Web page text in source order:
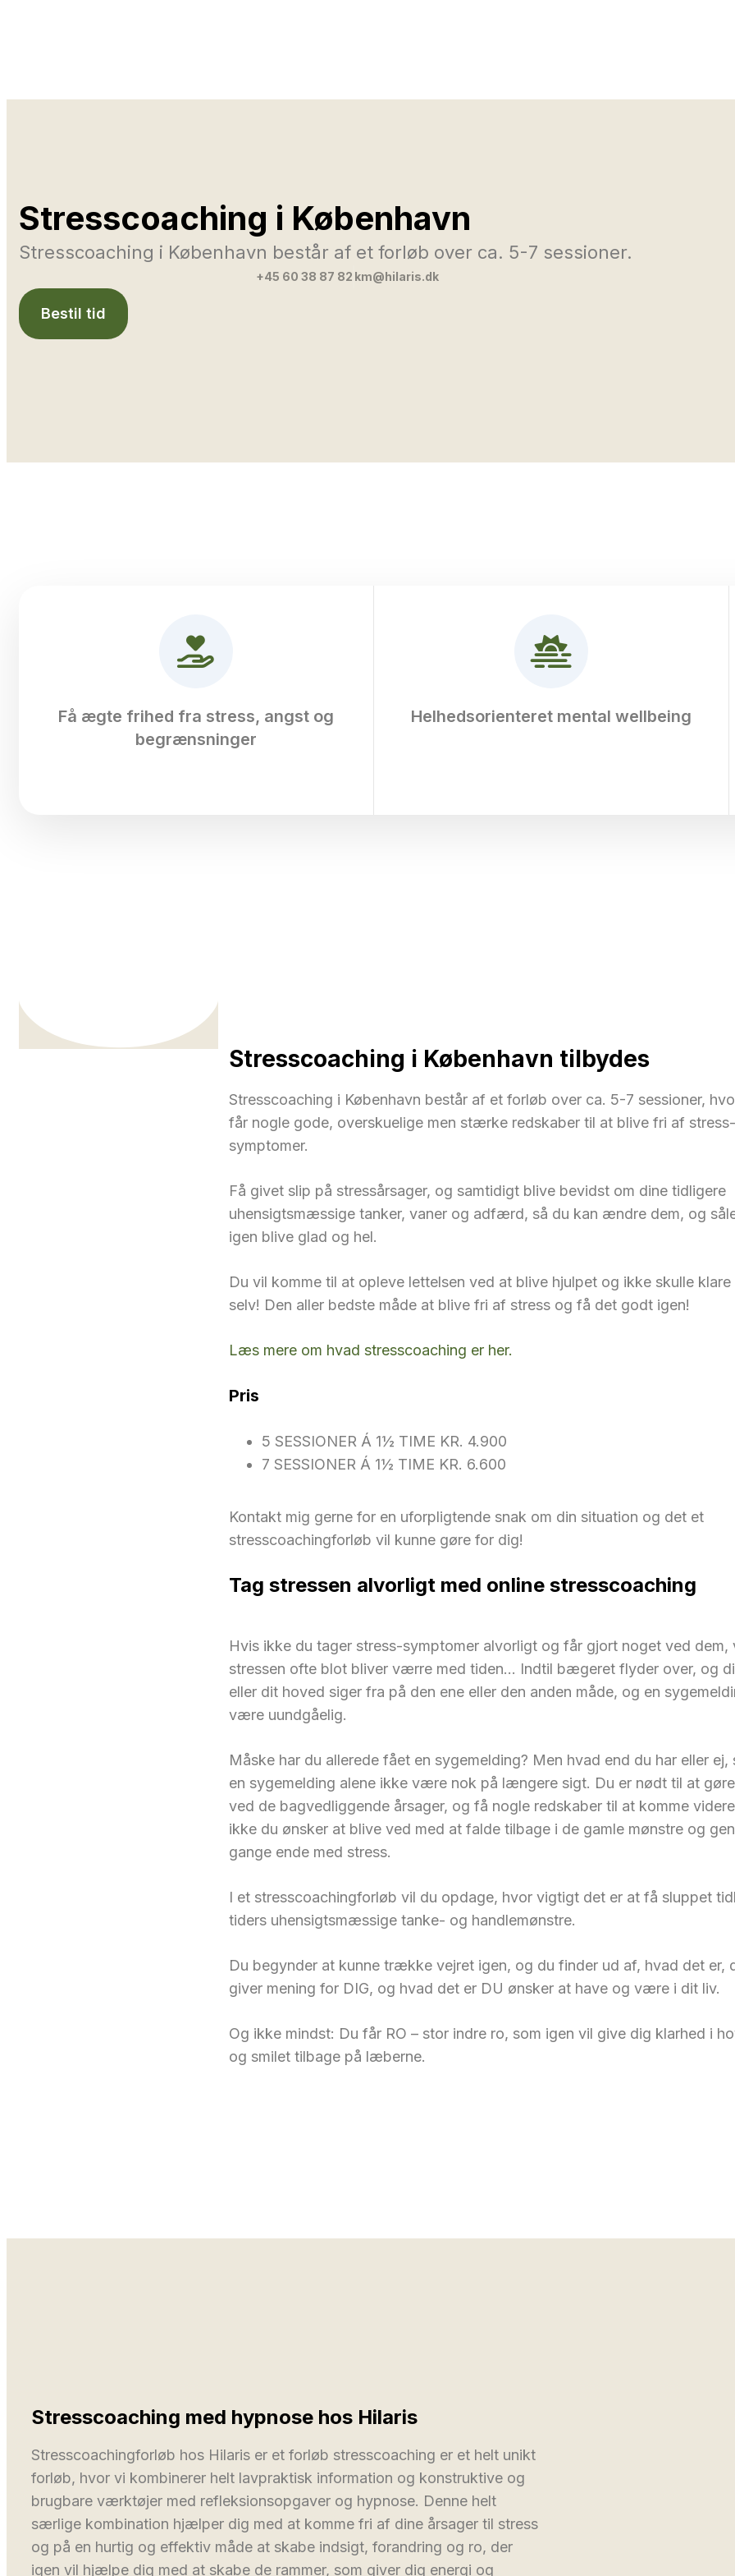
Stresscoaching i København
Stresscoaching i København består af et forløb over ca. 5-7 sessioner.
+45 60 38 87 82 km@hilaris.dk
Bestil tid
Få ægte frihed fra stress, angst og
begrænsninger
Helhedsorienteret mental wellbeing
Stresscoaching i København tilbydes
Stresscoaching i København består af et forløb over ca. 5-7 sessioner,
får nogle gode, overskuelige men stærke redskaber til at blive fri af stress-
symptomer.
Få givet slip på stressårsager, og samtidigt blive bevidst om dine tidligere
uhensigtsmæssige tanker, vaner og adfærd, så du kan ændre dem, og
igen blive glad og hel.
Du vil komme til at opleve lettelsen ved at blive hjulpet og ikke skulle klare
selv! Den aller bedste måde at blive fri af stress og få det godt igen!
Læs mere om hvad stresscoaching er her.
Pris
5 SESSIONER Á 1½ TIME KR. 4.900
7 SESSIONER Á 1½ TIME KR. 6.600
Kontakt mig gerne for en uforpligtende snak om din situation og det et
stresscoachingforløb vil kunne gøre for dig!
Tag stressen alvorligt med online stresscoaching
Hvis ikke du tager stress-symptomer alvorligt og får gjort noget ved dem,
stressen ofte blot bliver værre med tiden… Indtil bægeret flyder over, og
eller dit hoved siger fra på den ene eller den anden måde, og en
være uundgåelig.
Måske har du allerede fået en sygemelding? Men hvad end du har eller ej,
en sygemelding alene ikke være nok på længere sigt. Du er nødt til at
ved de bagvedliggende årsager, og få nogle redskaber til at komme
ikke du ønsker at blive ved med at falde tilbage i de gamle mønstre og
gange ende med stress.
I et stresscoachingforløb vil du opdage, hvor vigtigt det er at få sluppet
tiders uhensigtsmæssige tanke- og handlemønstre.
Du begynder at kunne trække vejret igen, og du finder ud af, hvad det er,
giver mening for DIG, og hvad det er DU ønsker at have og være i dit liv.
Og ikke mindst: Du får RO – stor indre ro, som igen vil give dig klarhed i
og smilet tilbage på læberne.
Stresscoaching med hypnose hos Hilaris
Stresscoachingforløb hos Hilaris er et forløb stresscoaching er et helt unikt
forløb, hvor vi kombinerer helt lavpraktisk information og konstruktive og
brugbare værktøjer med refleksionsopgaver og hypnose. Denne helt
særlige kombination hjælper dig med at komme fri af dine årsager til stress
og på en hurtig og effektiv måde at skabe indsigt, forandring og ro, der
igen vil hjælpe dig med at skabe de rammer, som giver dig energi og